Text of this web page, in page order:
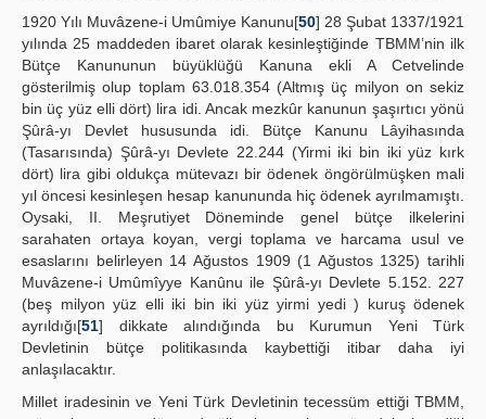
1920 Yılı Muvâzene-i Umûmiye Kanunu[50] 28 Şubat 1337/1921
yılında 25 maddeden ibaret olarak kesinleştiğinde TBMM’nin ilk
Bütçe Kanununun büyüklüğü Kanuna ekli A Cetvelinde
gösterilmiş olup toplam 63.018.354 (Altmış üç milyon on sekiz
bin üç yüz elli dört) lira idi. Ancak mezkûr kanunun şaşırtıcı yönü
Şûrâ-yı Devlet hususunda idi. Bütçe Kanunu Lâyihasında
(Tasarısında) Şûrâ-yı Devlete 22.244 (Yirmi iki bin iki yüz kırk
dört) lira gibi oldukça mütevazı bir ödenek öngörülmüşken mali
yıl öncesi kesinleşen hesap kanununda hiç ödenek ayrılmamıştı.
Oysaki, II. Meşrutiyet Döneminde genel bütçe ilkelerini
sarahaten ortaya koyan, vergi toplama ve harcama usul ve
esaslarını belirleyen 14 Ağustos 1909 (1 Ağustos 1325) tarihli
Muvâzene-i Umûmîyye Kanûnu ile Şûrâ-yı Devlete 5.152. 227
(beş milyon yüz elli iki bin iki yüz yirmi yedi ) kuruş ödenek
ayrıldığı[51] dikkate alındığında bu Kurumun Yeni Türk
Devletinin bütçe politikasında kaybettiği itibar daha iyi
anlaşılacaktır.
Millet iradesinin ve Yeni Türk Devletinin tecessüm ettiği TBMM,